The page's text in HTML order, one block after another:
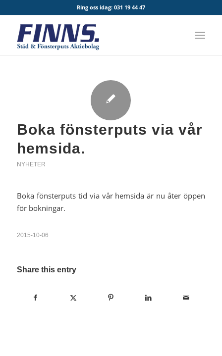
Ring oss idag: 031 19 44 47
Boka fönsterputs via vår
hemsida.
NYHETER
Boka fönsterputs tid via vår hemsida är nu åter öppen
för bokningar.
2015-10-06
Share this entry